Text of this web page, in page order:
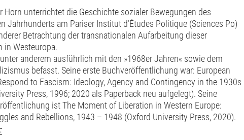
Horn unterrichtet die Geschichte sozialer Bewegungen des
Jahrhunderts am Pariser Institut d’Études Politique (Sciences Po)
Betrachtung der transnationalen Aufarbeitung dieser
in Westeuropa.
anderem ausführlich mit den »1968er Jahren« sowie dem
befasst. Seine erste Buchveröffentlichung war: European
to Fascism: Ideology, Agency and Contingency in the 1930s
Press, 1996; 2020 als Paperback neu aufgelegt). Seine
ist The Moment of Liberation in Western Europe:
and Rebellions, 1943 – 1948 (Oxford University Press, 2020).